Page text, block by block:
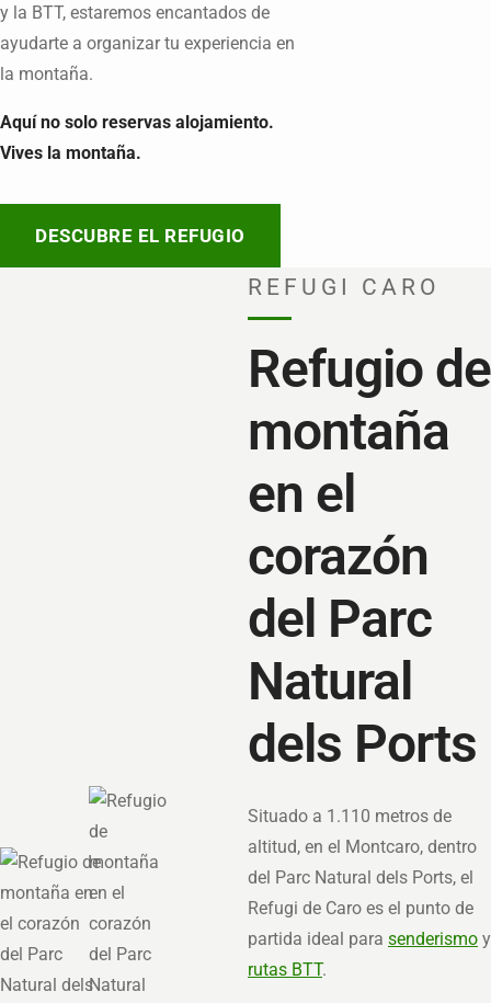
y la BTT, estaremos encantados de
ayudarte a organizar tu experiencia en
la montaña.
Aquí no solo reservas alojamiento.
Vives la montaña.
DESCUBRE EL REFUGIO
REFUGI CARO
Refugio de
montaña
en el
corazón
del Parc
Natural
dels Ports
Situado a 1.110 metros de
altitud, en el Montcaro, dentro
del Parc Natural dels Ports, el
Refugi de Caro es el punto de
partida ideal para senderismo y
rutas BTT.